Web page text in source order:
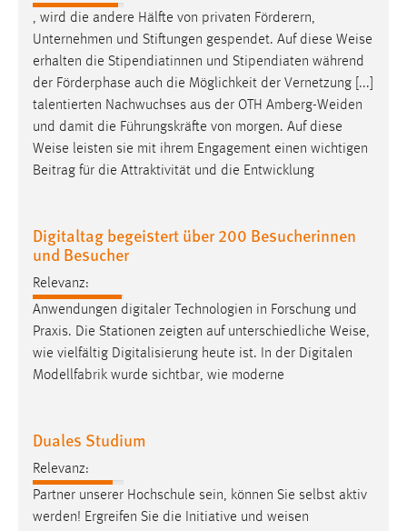
, wird die andere Hälfte von privaten Förderern,
Unternehmen und Stiftungen gespendet. Auf diese Weise
erhalten die Stipendiatinnen und Stipendiaten während
der Förderphase auch die Möglichkeit der Vernetzung [...]
talentierten Nachwuchses aus der OTH Amberg-Weiden
und damit die Führungskräfte von morgen. Auf diese
Weise leisten sie mit ihrem Engagement einen wichtigen
Beitrag für die Attraktivität und die Entwicklung
Digitaltag begeistert über 200 Besucherinnen
und Besucher
Relevanz:
Anwendungen digitaler Technologien in Forschung und
Praxis. Die Stationen zeigten auf unterschiedliche Weise,
wie vielfältig Digitalisierung heute ist. In der Digitalen
Modellfabrik wurde sichtbar, wie moderne
Duales Studium
Relevanz:
Partner unserer Hochschule sein, können Sie selbst aktiv
werden! Ergreifen Sie die Initiative und weisen